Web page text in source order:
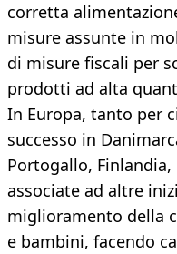
corretta
misure assunte in
di misure fiscali per
prodotti ad alta
In Europa, tanto per
successo in
Portogallo, Finlandia,
associate ad altre
miglioramento della
e bambini, facendo